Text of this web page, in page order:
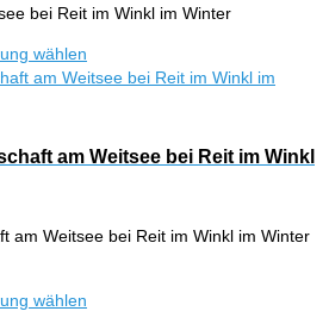
werden
Die
können
auf
gewählt
bei Reit im Winkl im Winter
wählen
Produkt
Varianten
auf.
können
Produktseite
am Weitsee bei Reit im Winkl
am Weitsee bei Reit im Winkl im Winter
wählen